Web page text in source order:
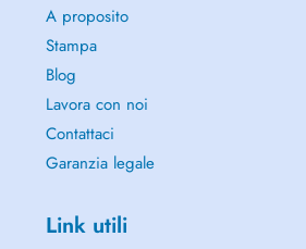
A proposito
Stampa
Blog
Lavora con noi
Contattaci
Garanzia legale
Link utili